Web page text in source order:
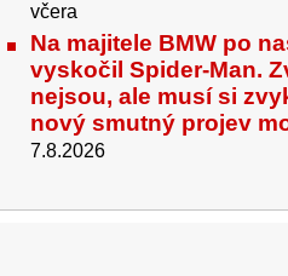
včera
Na majitele BMW po
vyskočil Spider-Man.
nejsou, ale musí si
nový smutný projev
7.8.2026